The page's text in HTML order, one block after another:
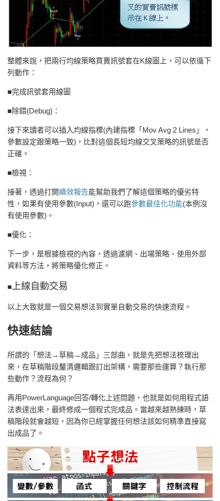
整體來說，把兩行均線策略買賣訊號套在K線圖上，可以依循下
列動作：
■完成訊號套用線圖
■除錯(Debug) ：
接下來讀者可以插入均線指標(內建指標「Mov Avg 2 Lines」，
參數設定跟策略一致)，比對這個長短均線交叉策略的訊號是否
正確。
■檢視：
接著，透過打開績效報告能幫助我們了解這個策略的優劣特
性，如果有使用參數(Input)，還可以跑參數最佳化功能(本例沒
有使用參數)。
■優化：
下一步，是根據檢視的內容，透過濾網、出場策略、使用外部
資料等方法，將策略優化修正。
■上線自動交易
以上大致就是一個交易想法到實單自動交易的快速流程。
快速結論
所謂的「想法→草稿→成品」三部曲，就是先把想法梳理出
來，在草稿階段釐清邏輯跟訂出架構，需要那些運算？執行那
些動作？流程為何？
再用PowerLanguage回答/轉化上述問題，也就是如何用程式語
法表達出來，最終修成一個程式完成品。當越來越熟練時，草
稿階段就會越短，因為你已經掌握任何想法該如何精準直接寫
出成品了。